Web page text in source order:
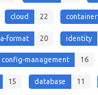
cloud 22 container
format 20 identity
config-management 16
15 database 11